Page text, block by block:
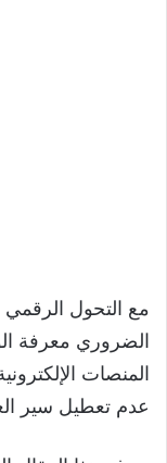
مع التحول
الضروري معرفة
المنصات
عدم تعطيل سير